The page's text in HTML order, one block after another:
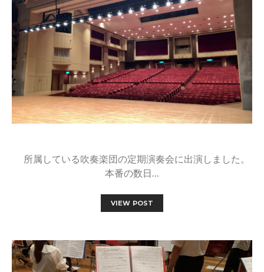
所属している吹奏楽団の定期演奏会に出演しました。
本番の数日…
VIEW POST